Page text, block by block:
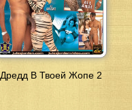
Дредд В Твоей Жопе 2